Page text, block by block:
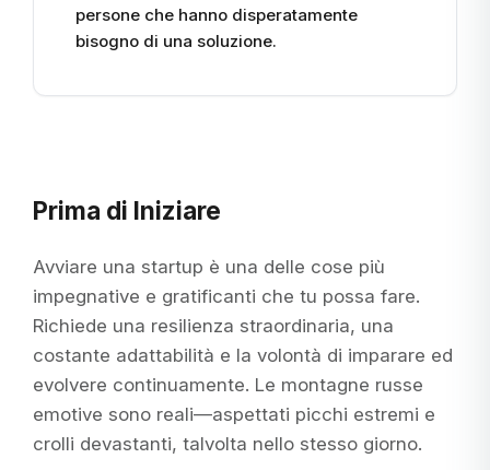
persone che hanno disperatamente
bisogno di una soluzione.
Prima di Iniziare
Avviare una startup è una delle cose più
impegnative e gratificanti che tu possa fare.
Richiede una resilienza straordinaria, una
costante adattabilità e la volontà di imparare ed
evolvere continuamente. Le montagne russe
emotive sono reali—aspettati picchi estremi e
crolli devastanti, talvolta nello stesso giorno.